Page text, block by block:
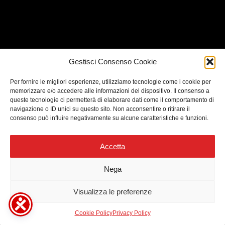
Gestisci Consenso Cookie
Per fornire le migliori esperienze, utilizziamo tecnologie come i cookie per
memorizzare e/o accedere alle informazioni del dispositivo. Il consenso a
queste tecnologie ci permetterà di elaborare dati come il comportamento di
navigazione o ID unici su questo sito. Non acconsentire o ritirare il
consenso può influire negativamente su alcune caratteristiche e funzioni.
Accetta
Nega
Visualizza le preferenze
Cookie PolicyPrivacy Policy
VIDEO